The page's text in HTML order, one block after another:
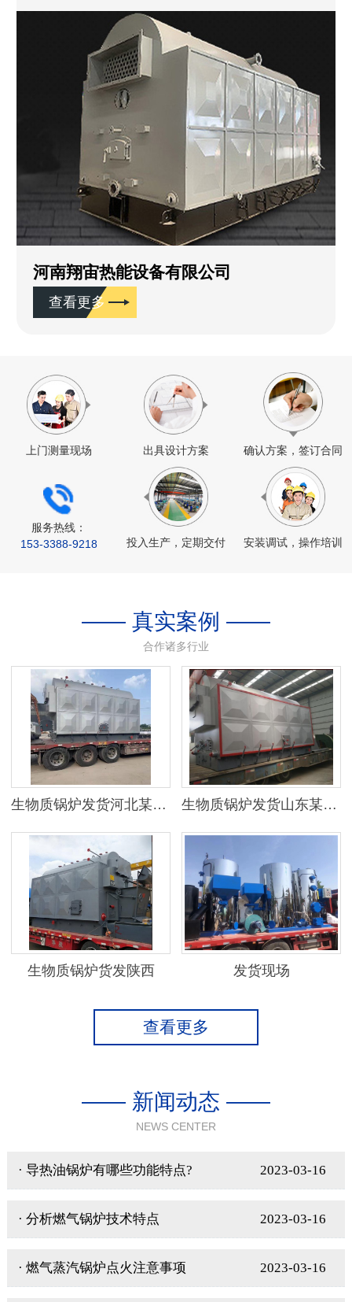
河南翔宙热能设备有限公司
查看更多
上门测量现场 出具设计方案 确认方案，签订合同
安装调试，操作培训
投入生产，定期交付
服务热线：
153-3388-9218
—— 真实案例 ——
合作诸多行业
生物质锅炉发货河北某地区 生物质锅炉发货山东某公司
生物质锅炉货发陕西 发货现场
查看更多
—— 新闻动态 ——
NEWS CENTER
· 导热油锅炉有哪些功能特点? 2023-03-16
· 分析燃气锅炉技术特点 2023-03-16
· 燃气蒸汽锅炉点火注意事项 2023-03-16